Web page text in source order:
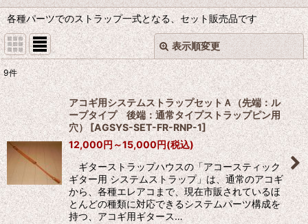
各種パーツでのストラップ一式となる、セット販売品です
表示順変更
表示数:
在庫あり
並び順:
絞り込む
閉じる
9件
アコギ用システムストラップセットＡ（先端：ル
ープタイプ 後端：通常タイプストラップピン用
穴） [AGSYS-SET-FR-RNP-1]
12,000円～15,000円(税込)
ギターストラップハウスの「アコースティック
ギター用 システムストラップ」は、通常のアコギ
から、各種エレアコまで、現在市販されているほ
とんどの種類に対応できるシステムパーツ構成を
持つ、アコギ用ギタース…